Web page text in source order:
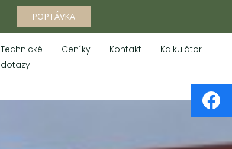
Technické
dotazy
Ceníky Kontakt Kalkulátor
POPTÁVKA